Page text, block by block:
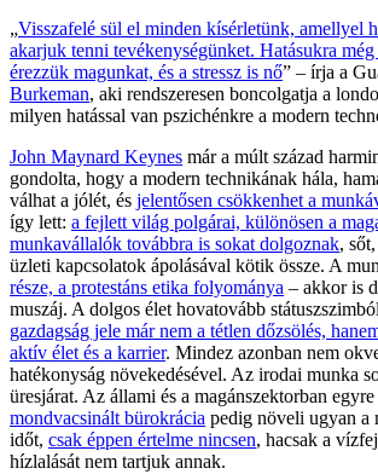
„Visszafelé sül el minden kísérletünk, amellyel
akarjuk tenni tevékenységünket. Hatásukra
érezzük magunkat, és a stressz is nő” – írja a
Burkeman, aki rendszeresen boncolgatja a
milyen hatással van pszichénkre a modern
John Maynard Keynes már a múlt század
gondolta, hogy a modern technikának hála,
válhat a jólét, és jelentősen csökkenhet a
így lett: a fejlett világ polgárai, különösen a
munkavállalók továbbra is sokat dolgoznak,
üzleti kapcsolatok ápolásával kötik össze. A
része, a protestáns etika folyománya – akkor is
muszáj. A dolgos élet hovatovább
gazdagság jele már nem a tétlen dőzsölés,
aktív élet és a karrier. Mindez azonban nem
hatékonyság növekedésével. Az irodai munka
üresjárat. Az állami és a magánszektorban
mondvacsinált bürokrácia pedig növeli ugyan a
időt, csak éppen értelme nincsen, hacsak a
hízlalását nem tartjuk annak.